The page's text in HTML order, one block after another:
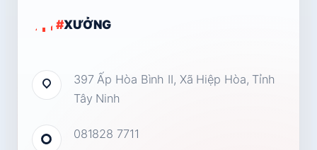
#XƯỞNG
397 Ấp Hòa Bình II, Xã Hiệp Hòa, Tỉnh
Tây Ninh
081828 7711